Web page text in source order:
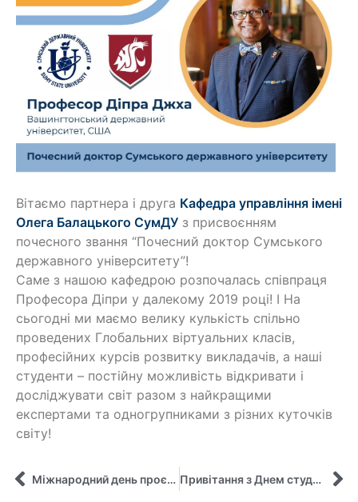
Вітаємо партнера і друга Кафедра управління імені
Олега Балацького СумДУ з присвоєнням
почесного звання “Почесний доктор Сумського
державного університету”!
Саме з нашою кафедрою розпочалась співпраця
Професора Діпри у далекому 2019 році! І На
сьогодні ми маємо велику кулькість спільно
проведених Глобальних віртуальних класів,
професійних курсів розвитку викладачів, а наші
студенти – постійну можливість відкривати і
досліджувати світ разом з найкращими
експертами та одногрупниками з різних куточків
світу!
Міжнародний день проєктного менеджера на кафедрі управління ім. О. Балацького Привітання з Днем студента!